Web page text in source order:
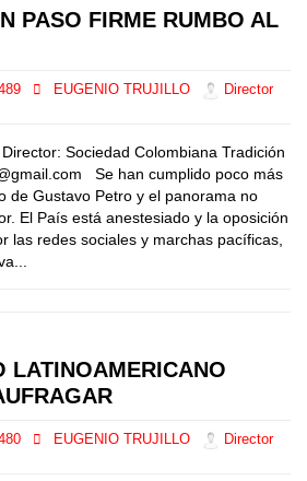
PASO FIRME RUMBO AL
EUGENIO TRUJILLO
Director
Sociedad Colombiana Tradición
Se han cumplido poco más
de Gustavo Petro y el panorama no
El País está anestesiado y la oposición
las redes sociales y marchas pacíficas,
LATINOAMERICANO
EUGENIO TRUJILLO
Director